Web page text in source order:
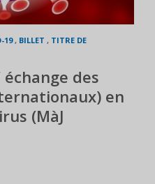
19, BILLET , TITRE DE
des
en
(MàJ